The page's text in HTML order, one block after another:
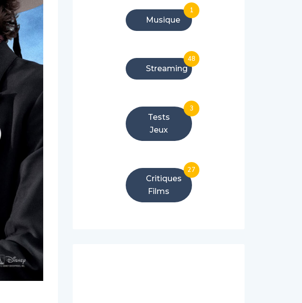
Musique
1
Streaming
48
Tests
Jeux
3
Critiques
Films
27